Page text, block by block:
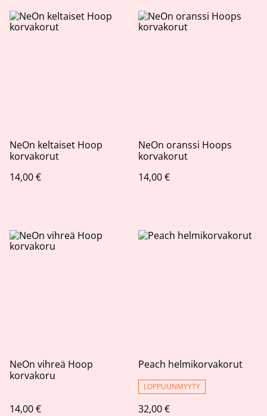
NeOn keltaiset Hoop
korvakorut
14,00 €
NeOn oranssi Hoops
korvakorut
14,00 €
NeOn vihreä Hoop
korvakoru
14,00 €
Peach helmikorvakorut
LOPPUUNMYYTY
32,00 €